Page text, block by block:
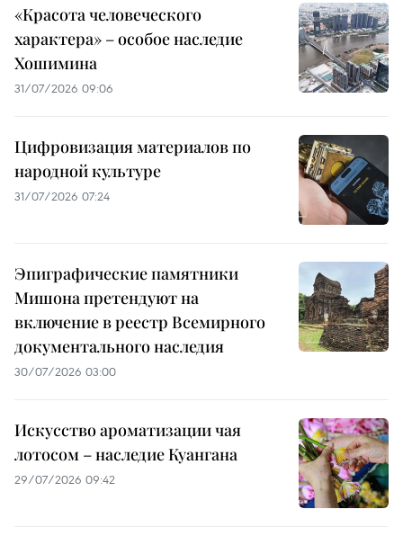
«Красота человеческого
характера» – особое наследие
Хошимина
31/07/2026 09:06
Цифровизация материалов по
народной культуре
31/07/2026 07:24
Эпиграфические памятники
Мишона претендуют на
включение в реестр Всемирного
документального наследия
30/07/2026 03:00
Искусство ароматизации чая
лотосом – наследие Куангана
29/07/2026 09:42